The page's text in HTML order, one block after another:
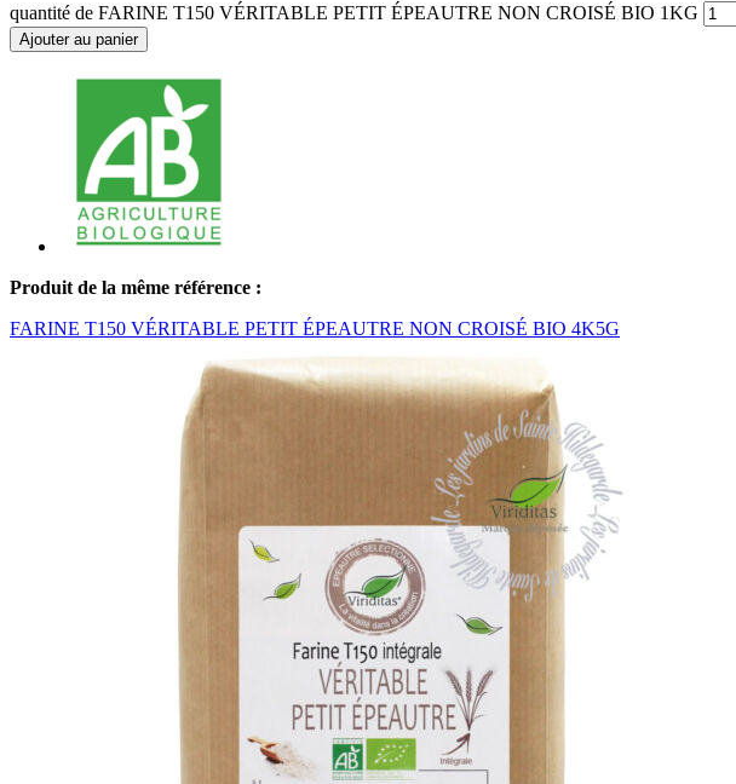
quantité de FARINE T150 VÉRITABLE PETIT ÉPEAUTRE NON CROISÉ BIO 1KG
Ajouter au panier
Produit de la même référence :
FARINE T150 VÉRITABLE PETIT ÉPEAUTRE NON CROISÉ BIO 4K5G